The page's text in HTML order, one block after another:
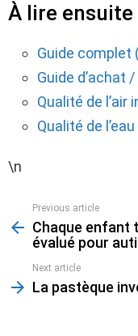
À lire
Guide complet
Guide d’achat
Qualité de l’air
Qualité de
\n
more
Previous article
Chaque enfant
évalué pour
Next article
La pastèque